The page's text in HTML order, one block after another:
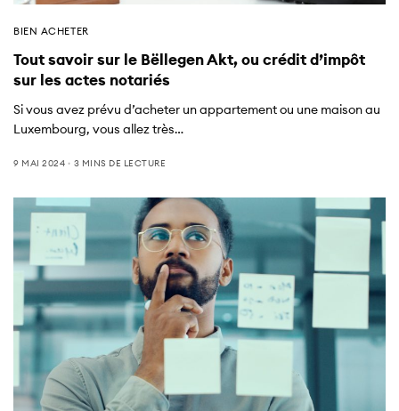
BIEN ACHETER
Tout savoir sur le Bëllegen Akt, ou crédit d’impôt
sur les actes notariés
Si vous avez prévu d’acheter un appartement ou une maison au
Luxembourg, vous allez très…
9 MAI 2024 3 MINS DE LECTURE